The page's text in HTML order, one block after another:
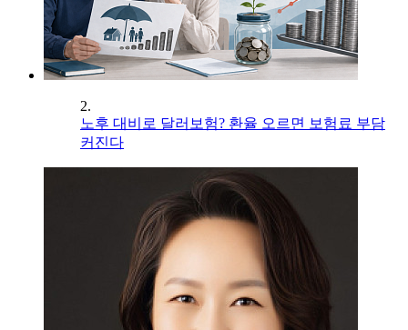
2.
노후 대비로 달러보험? 환율 오르면 보험료 부담
커진다